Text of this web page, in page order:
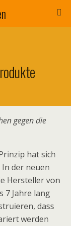
gegen die
hat sich
In der neuen
Hersteller von
7 Jahre lang
dass
werden